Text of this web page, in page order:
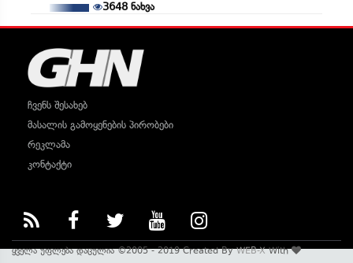
3648ნახვა
ჩვენს შესახებ
მასალის გამოყენების პირობები
რეკლამა
კონტაქტი
ყველა უფლება დაცულია ©2005 - 2019 Created ByWEB-XWith